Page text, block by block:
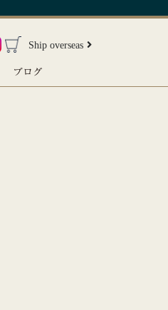
Ship overseas
ブログ